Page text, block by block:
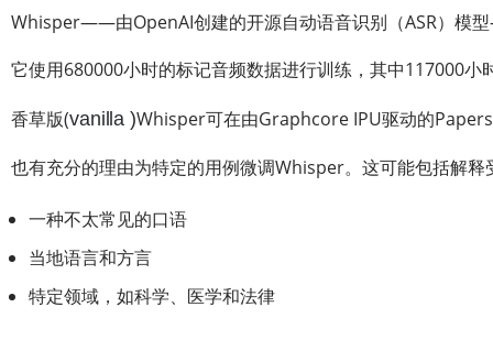
Whisper——由OpenAI创建的开源自动语音识别（ASR）模
它使用680000小时的标记音频数据进行训练，其中117000
香草版(vanilla )Whisper可在由Graphcore IPU驱动的
也有充分的理由为特定的用例微调Whisper。这可能包括解
一种不太常见的口语
当地语言和方言
特定领域，如科学、医学和法律